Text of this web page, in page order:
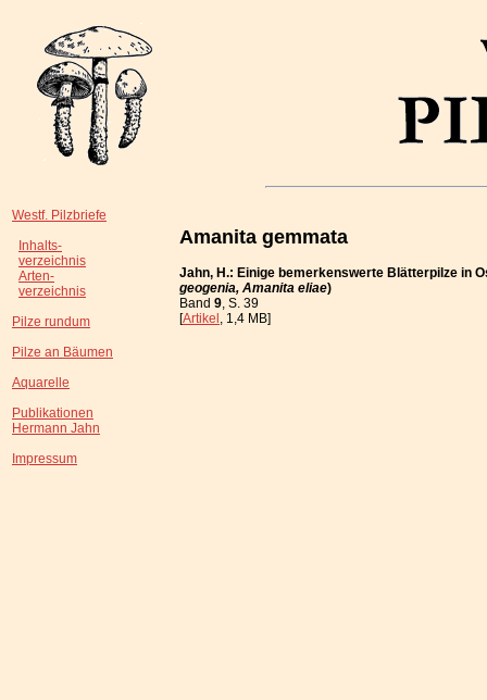
Westf. Pilzbriefe
Inhalts-
verzeichnis
Arten-
verzeichnis
Pilze rundum
Pilze an Bäumen
Aquarelle
Publikationen
Hermann Jahn
Impressum
Amanita gemmata
Jahn, H.: Einige bemerkenswerte Blätterpilze in
geogenia, Amanita eliae)
Band 9, S. 39
[Artikel, 1,4 MB]